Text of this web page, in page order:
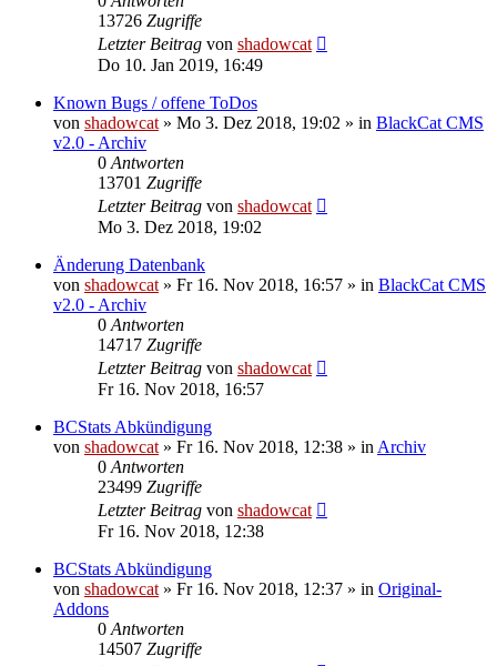
13726 Zugriffe
Letzter Beitrag von shadowcat
Do 10. Jan 2019, 16:49
Known Bugs / offene ToDos
von shadowcat » Mo 3. Dez 2018, 19:02 » in BlackCat CMS
v2.0 - Archiv
0 Antworten
13701 Zugriffe
Letzter Beitrag von shadowcat
Mo 3. Dez 2018, 19:02
Änderung Datenbank
von shadowcat » Fr 16. Nov 2018, 16:57 » in BlackCat CMS
v2.0 - Archiv
0 Antworten
14717 Zugriffe
Letzter Beitrag von shadowcat
Fr 16. Nov 2018, 16:57
BCStats Abkündigung
von shadowcat » Fr 16. Nov 2018, 12:38 » in Archiv
0 Antworten
23499 Zugriffe
Letzter Beitrag von shadowcat
Fr 16. Nov 2018, 12:38
BCStats Abkündigung
von shadowcat » Fr 16. Nov 2018, 12:37 » in Original-
Addons
0 Antworten
14507 Zugriffe